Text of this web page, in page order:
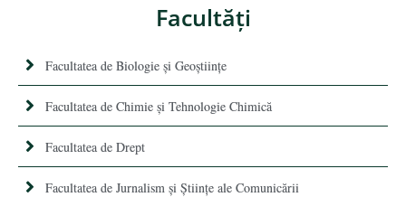
Facultăţi
Facultatea de Biologie și Geoștiințe
Facultatea de Chimie şi Tehnologie Chimică
Facultatea de Drept
Facultatea de Jurnalism şi Ştiinţe ale Comunicării